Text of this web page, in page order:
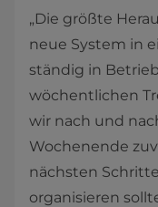
„Die größte
neue System in
ständig in Betrieb
wöchentlichen
wir nach und
Wochenende
nächsten
organisieren